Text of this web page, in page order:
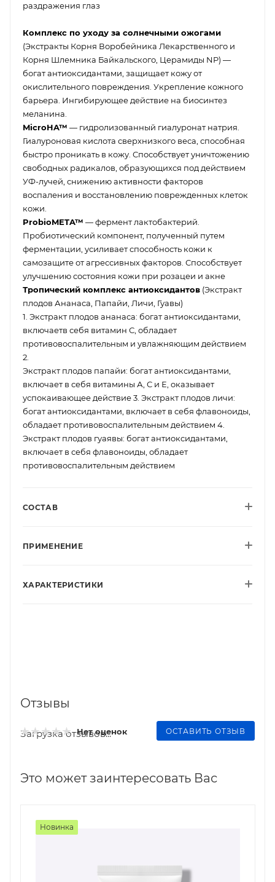
раздражения глаз
Комплекс по уходу за солнечными ожогами
(Экстракты Корня Воробейника Лекарственного и
Корня Шлемника Байкальского, Церамиды NP) —
богат антиоксидантами, защищает кожу от
окислительного повреждения. Укрепление кожного
барьера. Ингибирующее действие на биосинтез
меланина.
MicroHA™ — гидролизованный гиалуронат натрия.
Гиалуроновая кислота сверхнизкого веса, способная
быстро проникать в кожу. Способствует уничтожению
свободных радикалов, образующихся под действием
УФ-лучей, снижению активности факторов
воспаления и восстановлению поврежденных клеток
кожи.
ProbioMETA™ — фермент лактобактерий.
Пробиотический компонент, полученный путем
ферментации, усиливает способность кожи к
самозащите от агрессивных факторов. Способствует
улучшению состояния кожи при розацеи и акне
Тропический комплекс антиоксидантов (Экстракт
плодов Ананаса, Папайи, Личи, Гуавы)
1. Экстракт плодов ананаса: богат антиоксидантами,
включаетв себя витамин С, обладает
противовоспалительным и увлажняющим действием
2.
Экстракт плодов папайи: богат антиоксидантами,
включает в себя витамины А, С и Е, оказывает
успокаивающее действие 3. Экстракт плодов личи:
богат антиоксидантами, включает в себя флавоноиды,
обладает противовоспалительным действием 4.
Экстракт плодов гуаявы: богат антиоксидантами,
включает в себя флавоноиды, обладает
противовоспалительным действием
СОСТАВ
ПРИМЕНЕНИЕ
ХАРАКТЕРИСТИКИ
Отзывы
Нет оценок ОСТАВИТЬ ОТЗЫВ
Загрузка отзывов...
Это может заинтересовать Вас
Новинка